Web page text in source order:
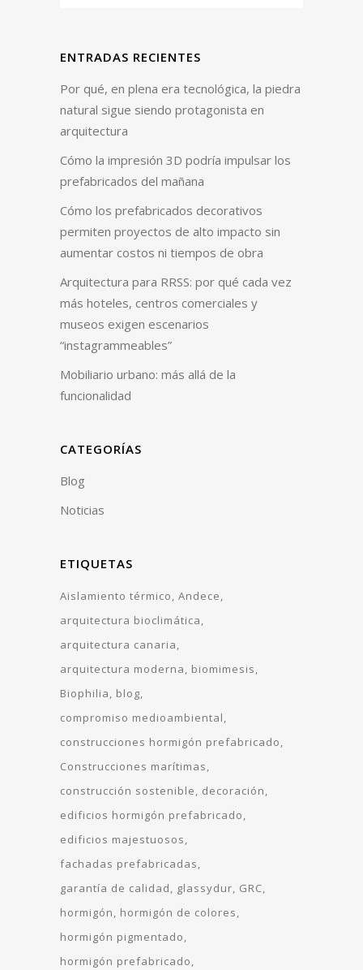
ENTRADAS RECIENTES
Por qué, en plena era tecnológica, la piedra
natural sigue siendo protagonista en
arquitectura
Cómo la impresión 3D podría impulsar los
prefabricados del mañana
Cómo los prefabricados decorativos
permiten proyectos de alto impacto sin
aumentar costos ni tiempos de obra
Arquitectura para RRSS: por qué cada vez
más hoteles, centros comerciales y
museos exigen escenarios
“instagrammeables”
Mobiliario urbano: más allá de la
funcionalidad
CATEGORÍAS
Blog
Noticias
ETIQUETAS
Aislamiento térmico Andece
arquitectura bioclimática
arquitectura canaria
arquitectura moderna
biomimesis
Biophilia
blog
compromiso medioambiental
construcciones hormigón prefabricado
Construcciones marítimas
construcción sostenible
decoración
edificios hormigón prefabricado
edificios majestuosos
fachadas prefabricadas
garantía de calidad
glassydur GRC
hormigón
hormigón de colores
hormigón pigmentado
hormigón prefabricado